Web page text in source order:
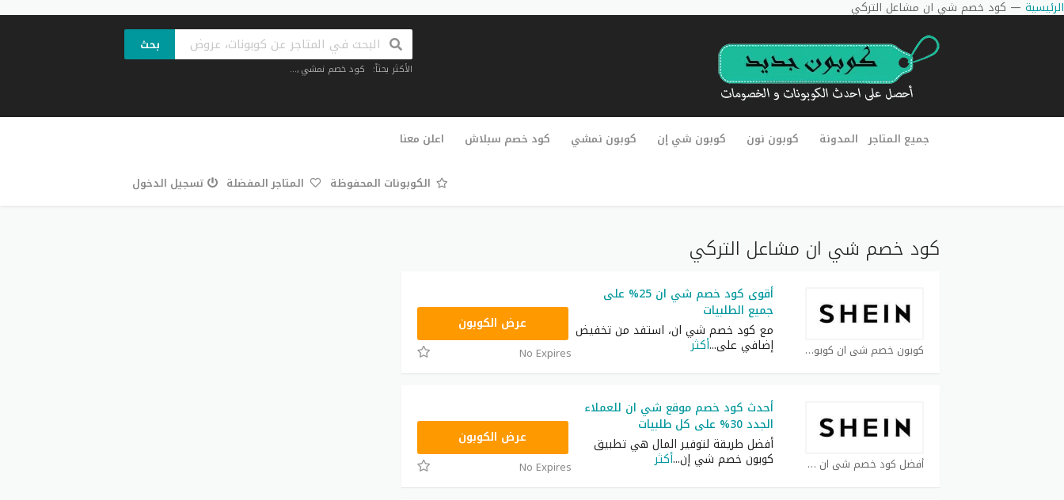
الرئيسية — كود خصم شي ان مشاعل التركي
بحث
الأكثر بحثاً: كود خصم نمشي,...
تخطي
جميع المتاجر المدونة كوبون نون كوبون شي إن كوبون نمشي كود خصم سبلاش اعلن معنا
الكوبونات المحفوظة المتاجر المفضلة تسجيل الدخول
كود خصم شي ان مشاعل التركي
كوبون خصم شي ان كوبون
أقوى كود خصم شي ان 25% على
جميع الطلبيات
مع كود خصم شي ان، استفد من تخفيض
إضافي على...أكثر
عرض الكوبون
No Expires
أفضل كود خصم شي ان كوبون
أحدث كود خصم موقع شي ان للعملاء
الجدد 30% على كل طلبيات
أفضل طريقة لتوفير المال هي تطبيق
كوبون خصم شي إن...أكثر
عرض الكوبون
No Expires